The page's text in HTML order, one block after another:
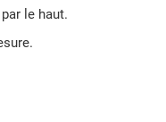
le haut.